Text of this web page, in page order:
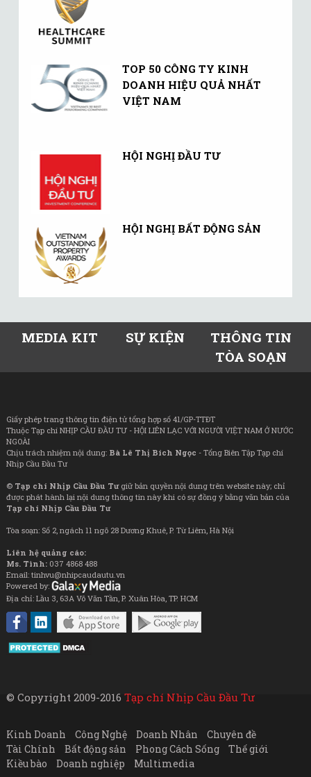
TOP 50 CÔNG TY KINH
DOANH HIỆU QUẢ NHẤT
VIỆT NAM
HỘI NGHỊ ĐẦU TƯ
HỘI NGHỊ BẤT ĐỘNG SẢN
MEDIA KIT SỰ KIỆN
THÔNG TIN
TÒA SOẠN
Giấy phép trang thông tin điện tử tổng hợp số 41/GP-TTĐT
Thuộc Tạp chí NHỊP CẦU ĐẦU TƯ - HỘI LIÊN LẠC VỚI NGƯỜI VIỆT NAM Ở NƯỚC
NGOÀI
Chịu trách nhiệm nội dung: Bà Lê Thị Bích Ngọc - Tổng Biên Tập Tạp chí
Nhịp Cầu Đầu Tư
© Tạp chí Nhịp Cầu Đầu Tưgiữ bản quyền nội dung trên website này; chỉ
được phát hành lại nội dung thông tin này khi có sự đồng ý bằng văn bản của
Tạp chí Nhịp Cầu Đầu Tư
Tòa soạn: Số 2, ngách 11 ngõ 28 Dương Khuê, P. Từ Liêm, Hà Nội
Liên hệ quảng cáo:
Ms. Tình: 037 4868 488
Email: tinhvu@nhipcaudautu.vn
Powered by:
Địa chỉ: Lầu 3, 63A Võ Văn Tần, P. Xuân Hòa, TP. HCM
© Copyright 2009-2016 Tạp chí Nhịp Cầu Đầu Tư
Kinh Doanh Công Nghệ Doanh Nhân
Chuyên đề
Tài Chính
Bất động sản Phong Cách Sống
Thế giới
Kiều bào
Doanh nghiệp Multimedia